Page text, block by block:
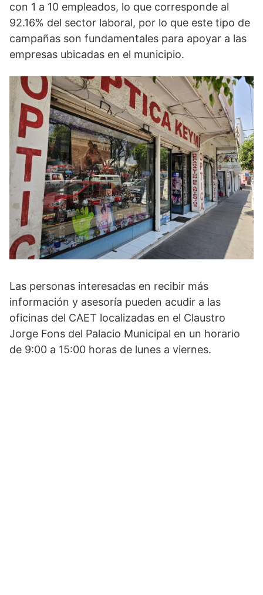
con 1 a 10 empleados, lo que corresponde al
92.16% del sector laboral, por lo que este tipo de
campañas son fundamentales para apoyar a las
empresas ubicadas en el municipio.
Las personas interesadas en recibir más
información y asesoría pueden acudir a las
oficinas del CAET localizadas en el Claustro
Jorge Fons del Palacio Municipal en un horario
de 9:00 a 15:00 horas de lunes a viernes.